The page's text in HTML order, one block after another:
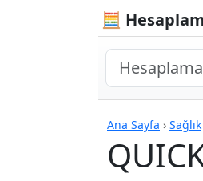
🧮
Ana Sayfa › Sağlık
Hesap